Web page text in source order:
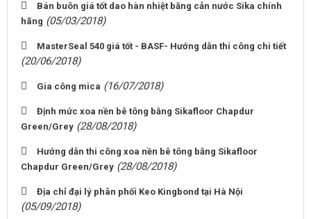
Bán buôn giá tốt dao hàn nhiệt băng cản nước Sika chính
hãng (05/03/2018)
MasterSeal 540 giá tốt - BASF- Hướng dẫn thi công chi tiết
(20/06/2018)
Gia công mica (16/07/2018)
Định mức xoa nền bê tông bằng Sikafloor Chapdur
Green/Grey (28/08/2018)
Hướng dẫn thi công xoa nền bê tông bằng Sikafloor
Chapdur Green/Grey (28/08/2018)
Địa chỉ đại lý phân phối Keo Kingbond tại Hà Nội
(05/09/2018)